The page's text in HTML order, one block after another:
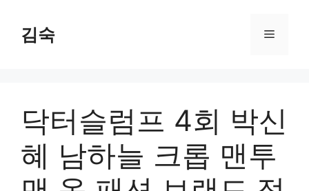
content
김숙 Menu
닥터슬럼프 4회 박신
혜 남하늘 크롭 맨투